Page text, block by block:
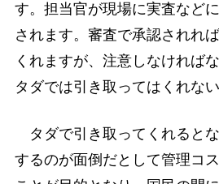
す。担当官が現場に実査など
されます。審査で承認されれ
くれますが、注意しなければ
タダでは引き取ってはくれな
タダで引き取ってくれると
するのが面倒だとして管理コ